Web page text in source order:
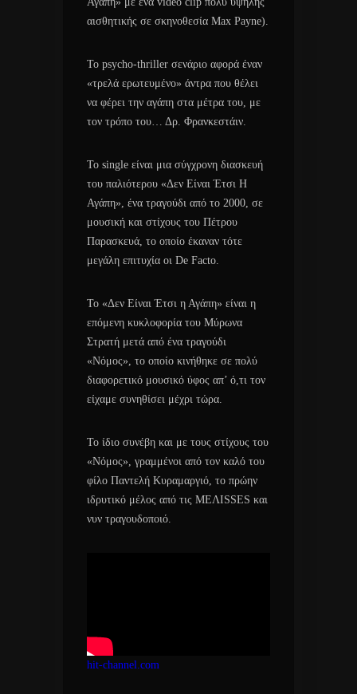
αισθητικής σε σκηνοθεσία Max Payne).
Το psycho-thriller σενάριο αφορά έναν
«τρελά ερωτευμένο» άντρα που θέλει
να φέρει την αγάπη στα μέτρα του, με
τον τρόπο του… Δρ. Φρανκεστάιν.
Το single είναι μια σύγχρονη διασκευή
του παλιότερου «Δεν Είναι Έτσι Η
Αγάπη», ένα τραγούδι από το 2000, σε
μουσική και στίχους του Πέτρου
Παρασκευά, το οποίο έκαναν τότε
μεγάλη επιτυχία οι De Facto.
Το «Δεν Είναι Έτσι η Αγάπη» είναι η
επόμενη κυκλοφορία του Μύρωνα
Στρατή μετά από ένα τραγούδι
«Νόμος», το οποίο κινήθηκε σε πολύ
διαφορετικό μουσικό ύφος απ’ ό,τι τον
είχαμε συνηθίσει μέχρι τώρα.
Το ίδιο συνέβη και με τους στίχους του
«Νόμος», γραμμένοι από τον καλό του
φίλο Παντελή Κυραμαργιό, το πρώην
ιδρυτικό μέλος από τις ΜΕΛΙSSES και
νυν τραγουδοποιό.
hit-channel.com